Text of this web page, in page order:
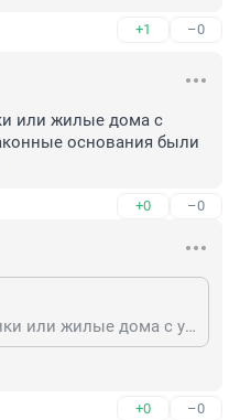
+1 –0
или жилые дома с
основания были
+0 –0
В частном секторе дачники или жилые дома с участками? Какие у них законные основания были на пользование землей?
+0 –0